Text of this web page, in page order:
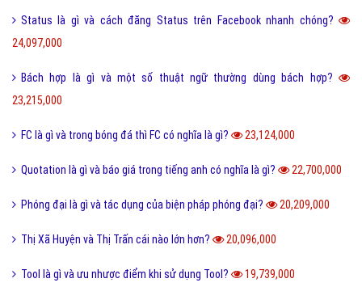
Status là gì và cách đăng Status trên Facebook nhanh chóng?
24,097,000
Bách hợp là gì và một số thuật ngữ thường dùng bách hợp?
23,215,000
FC là gì và trong bóng đá thì FC có nghĩa là gì? 23,124,000
Quotation là gì và báo giá trong tiếng anh có nghĩa là gì? 22,700,000
Phóng đại là gì và tác dụng của biện pháp phóng đại? 20,209,000
Thị Xã Huyện và Thị Trấn cái nào lớn hơn? 20,096,000
Tool là gì và ưu nhược điểm khi sử dụng Tool? 19,739,000